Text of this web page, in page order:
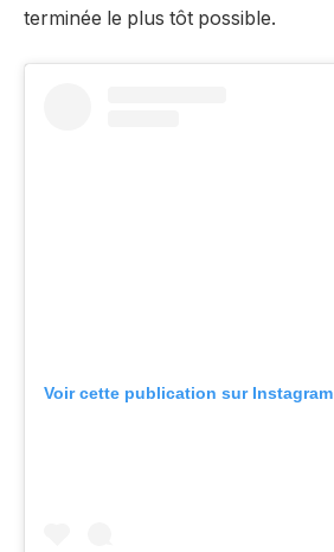
terminée le plus tôt possible.
Voir cette publication sur Instagram